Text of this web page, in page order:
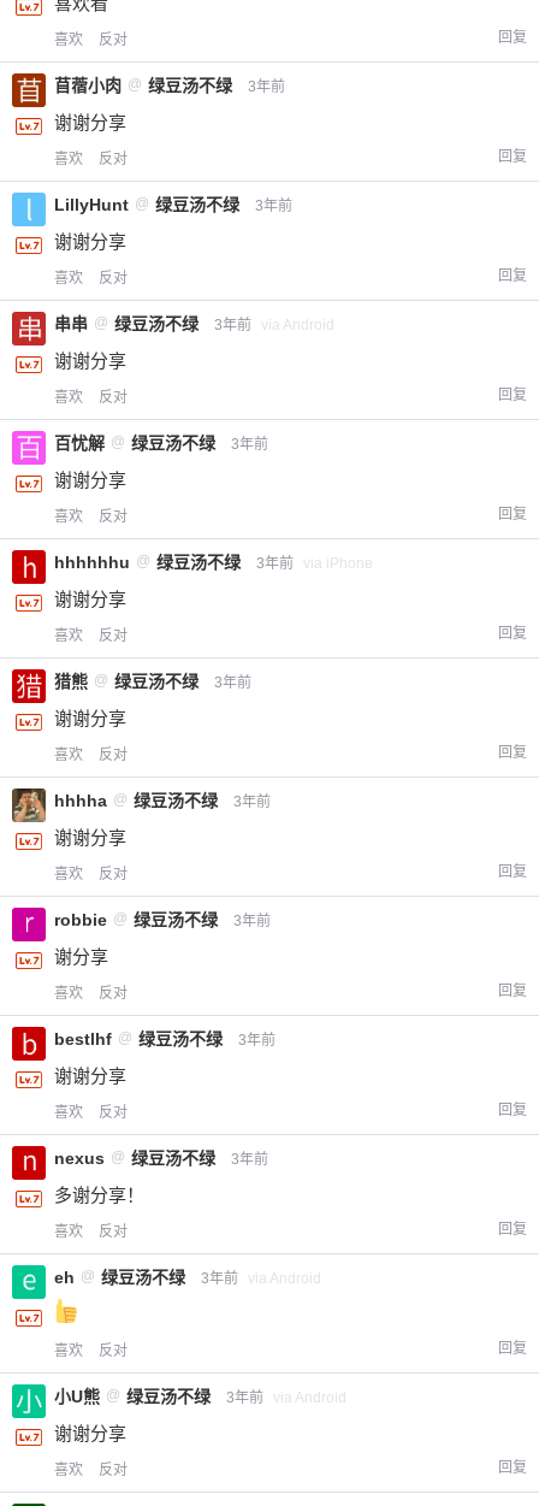
20 元 50 元
喜欢 反对 回复
苜蓿小肉 @ 绿豆汤不绿 3年前
谢谢分享
喜欢 反对 回复
LillyHunt @ 绿豆汤不绿 3年前
谢谢分享
喜欢 反对 回复
串串 @ 绿豆汤不绿 3年前 via Android
谢谢分享
喜欢 反对 回复
百忧解 @ 绿豆汤不绿 3年前
谢谢分享
喜欢 反对 回复
hhhhhhu @ 绿豆汤不绿 3年前 via iPhone
谢谢分享
喜欢 反对 回复
猎熊 @ 绿豆汤不绿 3年前
谢谢分享
喜欢 反对 回复
hhhha @ 绿豆汤不绿 3年前
谢谢分享
喜欢 反对 回复
robbie @ 绿豆汤不绿 3年前
谢分享
喜欢 反对 回复
bestlhf @ 绿豆汤不绿 3年前
谢谢分享
喜欢 反对 回复
nexus @ 绿豆汤不绿 3年前
多谢分享！
喜欢 反对 回复
eh @ 绿豆汤不绿 3年前 via Android
喜欢 反对 回复
小U熊 @ 绿豆汤不绿 3年前 via Android
谢谢分享
喜欢 反对 回复
您没有权限发布内容，请购买会员或者提升权
限。
忘记密码？